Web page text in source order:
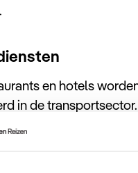
en hotels
in de
om een fooi te geven
en chauffeurs van